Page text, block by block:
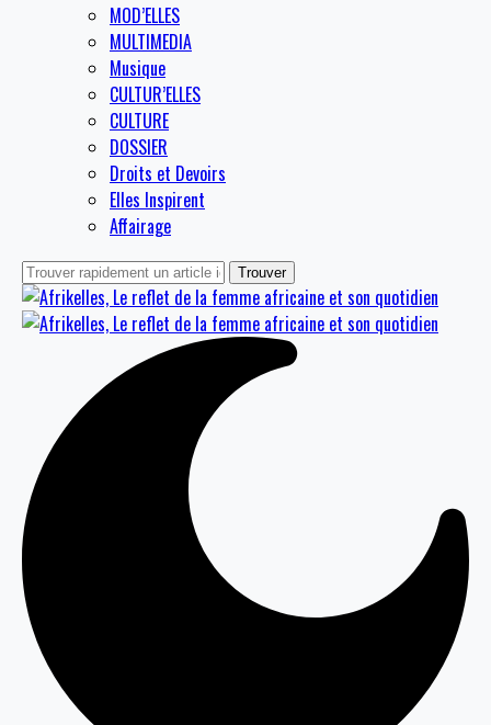
MOD’ELLES
MULTIMEDIA
Musique
CULTUR’ELLES
CULTURE
DOSSIER
Droits et Devoirs
Elles Inspirent
Affairage